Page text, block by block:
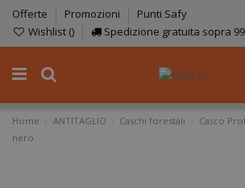
Offerte Promozioni
Punti Safy
Wishlist () Spedizione gratuita sopra
Home ANTITAGLIO Caschi forestali
Casco
nero